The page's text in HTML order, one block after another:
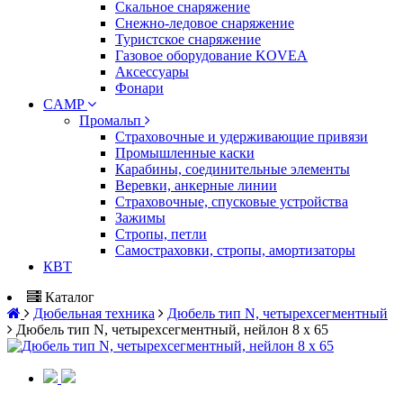
Скальное снаряжение
Снежно-ледовое снаряжение
Туристское снаряжение
Газовое оборудование KOVEA
Аксессуары
Фонари
CAMP
Промальп
Страховочные и удерживающие привязи
Промышленные каски
Карабины, соединительные элементы
Веревки, анкерные линии
Страховочные, спусковые устройства
Зажимы
Стропы, петли
Самостраховки, стропы, амортизаторы
КВТ
Каталог
Дюбельная техника
Дюбель тип N, четырехсегментный
Дюбель тип N, четырехсегментный, нейлон 8 х 65